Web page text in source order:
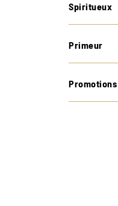
Spiritueux
Primeur
Promotions